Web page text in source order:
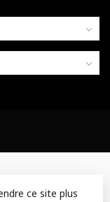
ce site plus